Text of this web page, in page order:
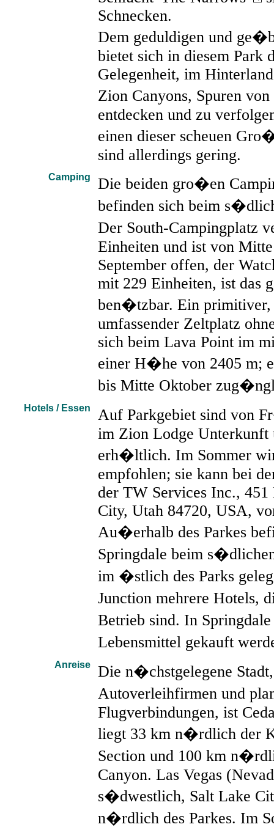
Schnecken.
Dem geduldigen und
bietet sich in diesem Park
Gelegenheit, im
Zion Canyons, Spuren
entdecken und zu
einen dieser scheuen
sind allerdings gering.
Camping
Die beiden gro�en
befinden sich beim
Der South-
Einheiten und ist von
September offen, der
mit 229 Einheiten, ist das
ben�tzbar. Ein
umfassender Zeltplatz
sich beim Lava Point im
einer H�he von 2405 m;
bis Mitte Oktober
Hotels / Essen
Auf Parkgebiet sind von
im Zion Lodge Unterkunft
erh�ltlich. Im Sommer
empfohlen; sie kann bei
der TW Services Inc.,
City, Utah 84720, USA,
Au�erhalb des Parkes
Springdale beim
im �stlich des Parks
Junction mehrere Hotels,
Betrieb sind. In
Lebensmittel gekauft
Anreise
Die n�chstgelegene
Autoverleihfirmen und
Flugverbindungen, ist
liegt 33 km n�rdlich der
Section und 100 km
Canyon. Las Vegas
s�dwestlich, Salt Lake
n�rdlich des Parkes. Im